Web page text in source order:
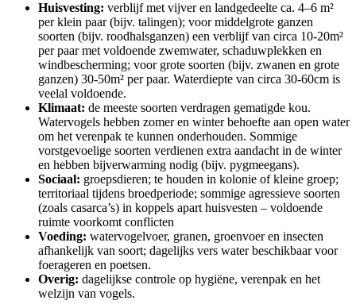
Huisvesting: verblijf met vijver en landgedeelte ca. 4–6 m²
per klein paar (bijv. talingen); voor middelgrote ganzen
soorten (bijv. roodhalsganzen) een verblijf van circa 10-20m²
per paar met voldoende zwemwater, schaduwplekken en
windbescherming; voor grote soorten (bijv. zwanen en grote
ganzen) 30-50m² per paar. Waterdiepte van circa 30-60cm is
veelal voldoende.
Klimaat: de meeste soorten verdragen gematigde kou.
Watervogels hebben zomer en winter behoefte aan open water
om het verenpak te kunnen onderhouden. Sommige
vorstgevoelige soorten verdienen extra aandacht in de winter
en hebben bijverwarming nodig (bijv. pygmeegans).
Sociaal: groepsdieren; te houden in kolonie of kleine groep;
territoriaal tijdens broedperiode; sommige agressieve soorten
(zoals casarca’s) in koppels apart huisvesten – voldoende
ruimte voorkomt conflicten
Voeding: watervogelvoer, granen, groenvoer en insecten
afhankelijk van soort; dagelijks vers water beschikbaar voor
foerageren en poetsen.
Overig: dagelijkse controle op hygiëne, verenpak en het
welzijn van vogels.